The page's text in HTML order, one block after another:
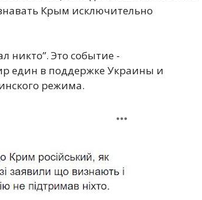
Крым исключительно
никто”. Это событие -
един в поддержке Украины и
режима.